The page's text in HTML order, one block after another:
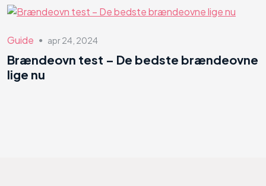
Guide ● apr 24, 2024
Brændeovn test – De bedste brændeovne
lige nu